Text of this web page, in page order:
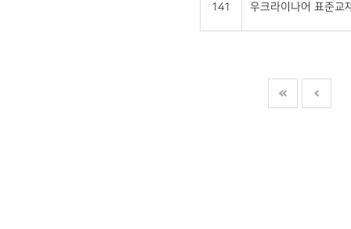
141 우크라이나어 표준교